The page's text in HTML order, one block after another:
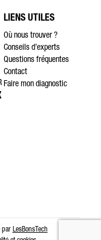
LIENS UTILES
Où nous trouver ?
Conseils d’experts
Questions fréquentes
Contact
Faire mon diagnostic
par LesBonsTech